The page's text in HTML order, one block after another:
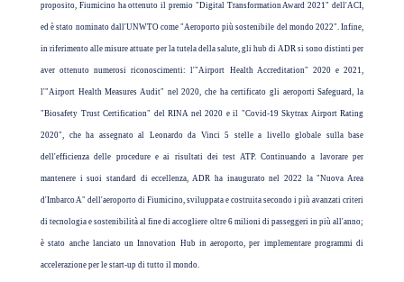
proposito, Fiumicino ha ottenuto il premio "Digital Transformation Award 2021" dell'ACI,
ed è stato nominato dall'UNWTO come "Aeroporto più sostenibile del mondo 2022". Infine,
in riferimento alle misure attuate per la tutela della salute, gli hub di ADR si sono distinti per
aver ottenuto numerosi riconoscimenti: l'"Airport Health Accreditation" 2020 e 2021,
l'"Airport Health Measures Audit" nel 2020, che ha certificato gli aeroporti Safeguard, la
"Biosafety Trust Certification" del RINA nel 2020 e il "Covid-19 Skytrax Airport Rating
2020", che ha assegnato al Leonardo da Vinci 5 stelle a livello globale sulla base
dell'efficienza delle procedure e ai risultati dei test ATP. Continuando a lavorare per
mantenere i suoi standard di eccellenza, ADR ha inaugurato nel 2022 la "Nuova Area
d'Imbarco A" dell'aeroporto di Fiumicino, sviluppata e costruita secondo i più avanzati criteri
di tecnologia e sostenibilità al fine di accogliere oltre 6 milioni di passeggeri in più all'anno;
è stato anche lanciato un Innovation Hub in aeroporto, per implementare programmi di
accelerazione per le start-up di tutto il mondo.